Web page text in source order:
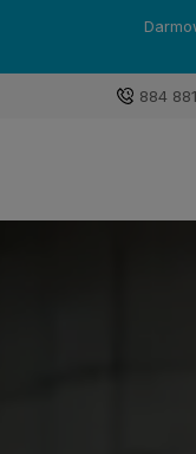
884